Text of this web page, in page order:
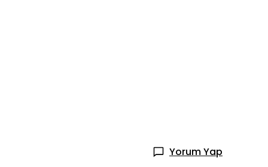
Yorum Yap